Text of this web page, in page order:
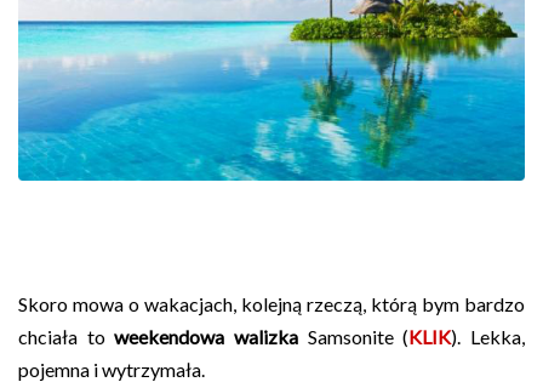
Skoro mowa o wakacjach, kolejną rzeczą, którą bym bardzo
chciała toweekendowa walizka Samsonite (KLIK). Lekka,
pojemna i wytrzymała.